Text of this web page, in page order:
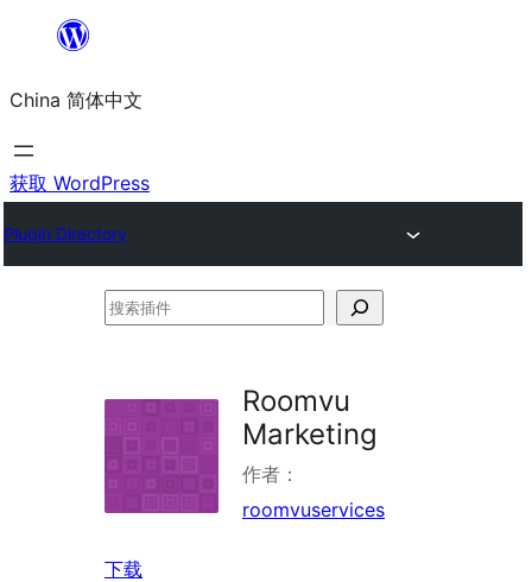
内
容
China 简体中文
获取 WordPress
Plugin Directory
搜
Roomvu
Marketing
作者：
roomvuservices
下载